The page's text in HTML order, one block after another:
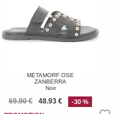
METAMORF OSE
ZANBERRA
Noir
69.90 € 48.93 € -30 %